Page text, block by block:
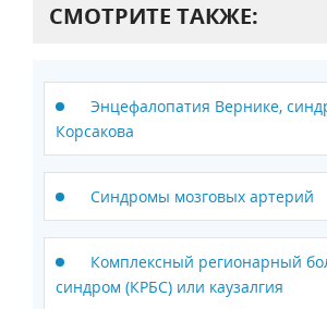
СМОТРИТЕ ТАКЖЕ:
Энцефалопатия Вернике,
Корсакова
Синдромы мозговых артерий
Комплексный регионарный
синдром (КРБС) или каузалгия